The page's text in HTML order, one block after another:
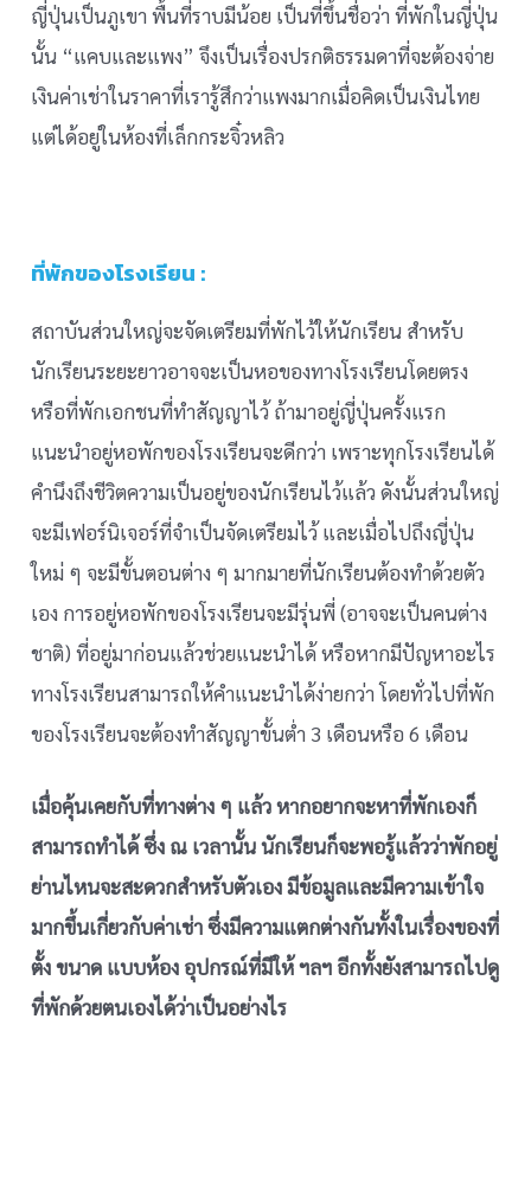
ญี่ปุ่นเป็นภูเขา พื้นที่ราบมีน้อย เป็นที่ขึ้นชื่อว่า ที่พักในญี่ปุ่น
นั้น “แคบและแพง” จึงเป็นเรื่องปรกติธรรมดาที่จะต้องจ่าย
เงินค่าเช่าในราคาที่เรารู้สึกว่าแพงมากเมื่อคิดเป็นเงินไทย
แต่ได้อยู่ในห้องที่เล็กกระจิ๋วหลิว
ที่พักของโรงเรียน :
สถาบันส่วนใหญ่จะจัดเตรียมที่พักไว้ให้นักเรียน สำหรับ
นักเรียนระยะยาวอาจจะเป็นหอของทางโรงเรียนโดยตรง
หรือที่พักเอกชนที่ทำสัญญาไว้ ถ้ามาอยู่ญี่ปุ่นครั้งแรก
แนะนำอยู่หอพักของโรงเรียนจะดีกว่า เพราะทุกโรงเรียนได้
คำนึงถึงชีวิตความเป็นอยู่ของนักเรียนไว้แล้ว ดังนั้นส่วนใหญ่
จะมีเฟอร์นิเจอร์ที่จำเป็นจัดเตรียมไว้ และเมื่อไปถึงญี่ปุ่น
ใหม่ ๆ จะมีขั้นตอนต่าง ๆ มากมายที่นักเรียนต้องทำด้วยตัว
เอง การอยู่หอพักของโรงเรียนจะมีรุ่นพี่ (อาจจะเป็นคนต่าง
ชาติ) ที่อยู่มาก่อนแล้วช่วยแนะนำได้ หรือหากมีปัญหาอะไร
ทางโรงเรียนสามารถให้คำแนะนำได้ง่ายกว่า โดยทั่วไปที่พัก
ของโรงเรียนจะต้องทำสัญญาขั้นต่ำ 3 เดือนหรือ 6 เดือน
เมื่อคุ้นเคยกับที่ทางต่าง ๆ แล้ว หากอยากจะหาที่พักเองก็
สามารถทำได้ ซึ่ง ณ เวลานั้น นักเรียนก็จะพอรู้แล้วว่าพักอยู่
ย่านไหนจะสะดวกสำหรับตัวเอง มีข้อมูลและมีความเข้าใจ
มากขึ้นเกี่ยวกับค่าเช่า ซึ่งมีความแตกต่างกันทั้งในเรื่องของที่
ตั้ง ขนาด แบบห้อง อุปกรณ์ที่มีให้ ฯลฯ อีกทั้งยังสามารถไปดู
ที่พักด้วยตนเองได้ว่าเป็นอย่างไร